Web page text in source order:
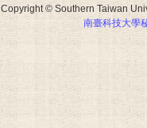
Copyright © Southern Taiwan
南臺科技大學